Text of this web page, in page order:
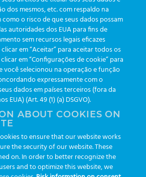
dashboard DICQ eficiência
governança clínica
HL7 IA informação
dos mesmos, etc. com respaldo na
como o risco de que seus dados possam
autoridades dos EUA para fins de
sem recursos legais eficazes
em “Aceitar” para aceitar todos os
em “Configurações de cookie” para
você selecionou na operação e função
expressamente com o
dados em países terceiros (fora da
EUA) (Art. 49 (1) (a) DSGVO).
ABOUT COOKIES ON
to ensure that our website works
the security of our website. These
on. In order to better recognize the
and to optimize this website, we